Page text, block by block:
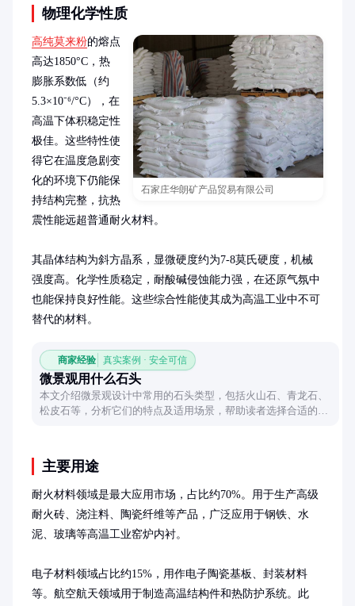
物理化学性质
石家庄华朗矿产品贸易有限公司
高纯莫来粉的熔点
高达1850°C，热
膨胀系数低（约
5.3×10⁻⁶/°C），在
高温下体积稳定性
极佳。这些特性使
得它在温度急剧变
化的环境下仍能保
持结构完整，抗热
震性能远超普通耐火材料。
其晶体结构为斜方晶系，显微硬度约为7-8莫氏硬度，机械
强度高。化学性质稳定，耐酸碱侵蚀能力强，在还原气氛中
也能保持良好性能。这些综合性能使其成为高温工业中不可
替代的材料。
商家经验 真实案例 · 安全可信
微景观用什么石头
本文介绍微景观设计中常用的石头类型，包括火山石、青龙石、
松皮石等，分析它们的特点及适用场景，帮助读者选择合适的石
主要用途
耐火材料领域是最大应用市场，占比约70%。用于生产高级
耐火砖、浇注料、陶瓷纤维等产品，广泛应用于钢铁、水
泥、玻璃等高温工业窑炉内衬。
电子材料领域占比约15%，用作电子陶瓷基板、封装材料
等。航空航天领域用于制造高温结构件和热防护系统。此